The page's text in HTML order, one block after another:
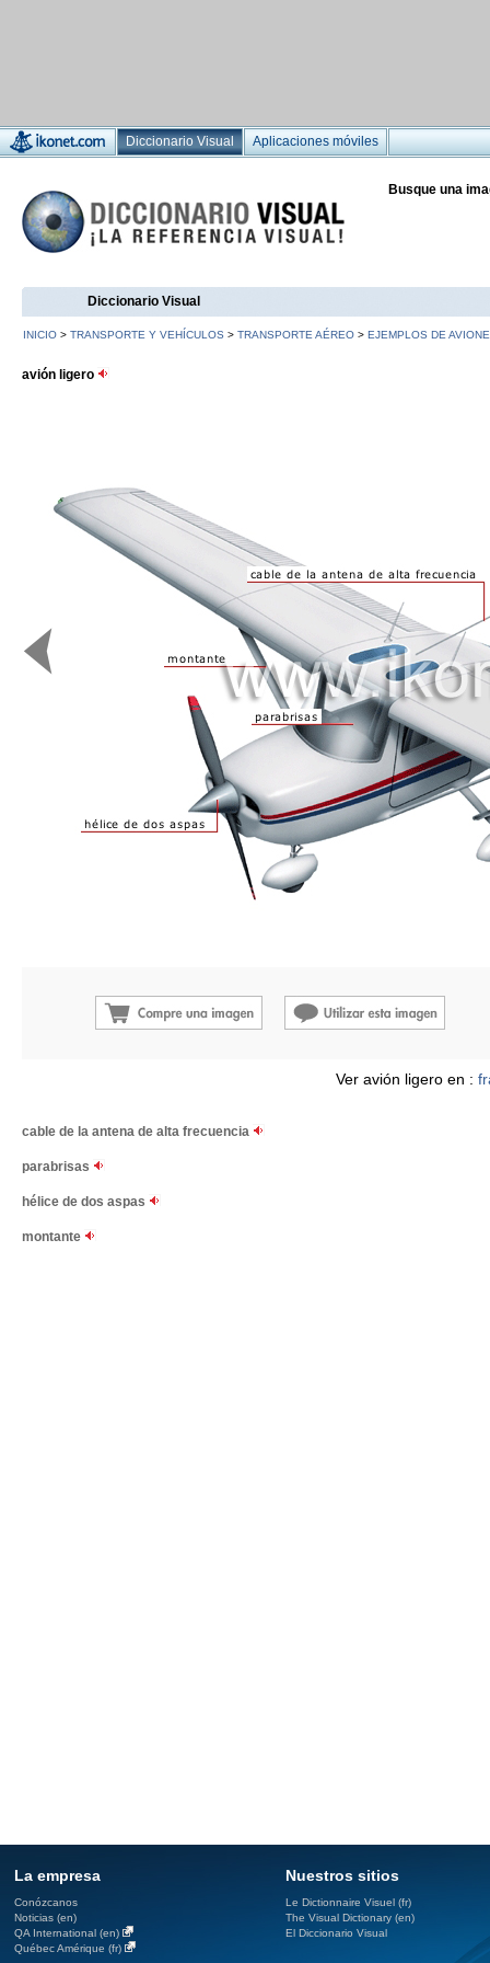
Diccionario Visual Aplicaciones móviles
Busque una
Diccionario Visual
INICIO > TRANSPORTE Y VEHÍCULOS > TRANSPORTE AÉREO > EJEMPLOS DE
avión ligero
Ver avión ligero en :
cable de la antena de alta frecuencia
parabrisas
hélice de dos aspas
montante
La empresa
Conózcanos
Noticias (en)
QA International (en)
Québec Amérique (fr)
Nuestros sitios
Le Dictionnaire Visuel (fr)
The Visual Dictionary (en)
El Diccionario Visual